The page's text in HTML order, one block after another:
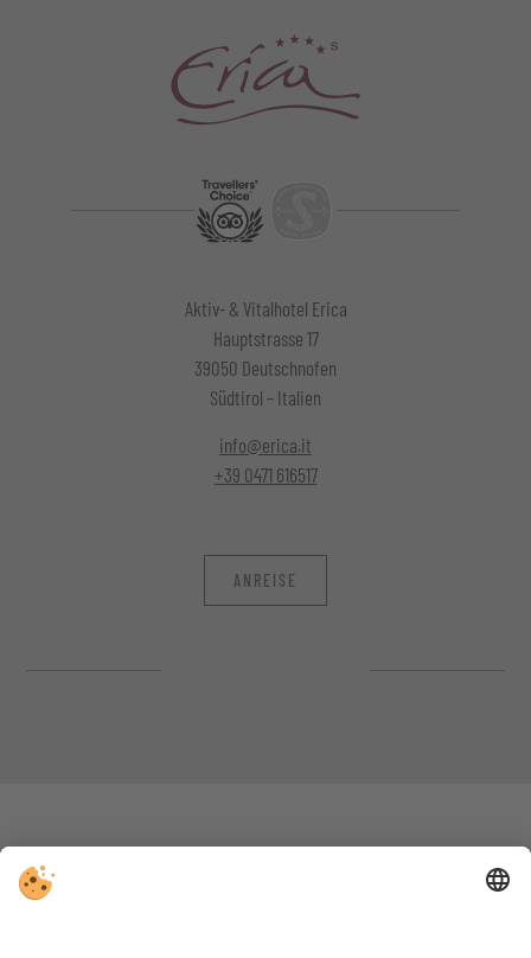
Aktiv- & Vitalhotel Erica
Hauptstrasse 17
39050 Deutschnofen
Südtirol – Italien
info@erica.it
+39 0471 616517
ANREISE